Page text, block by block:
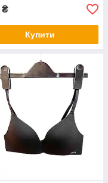
₴
Купити